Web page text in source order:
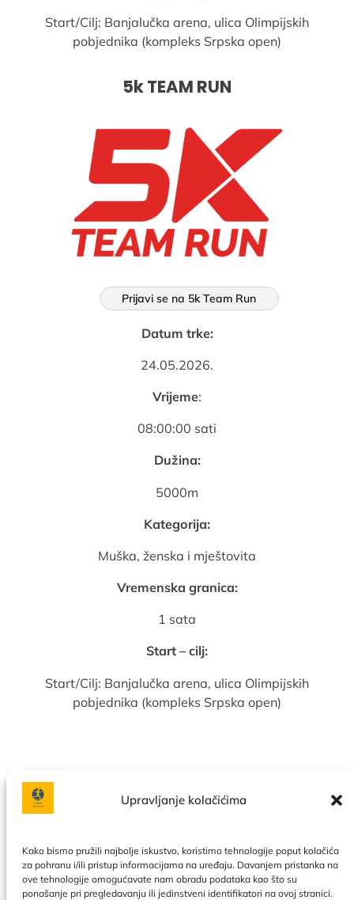
Upravljanje kolačićima
Kako bismo pružili najbolje iskustvo, koristimo tehnologije poput kolačića
za pohranu i/ili pristup informacijama na uređaju. Davanjem pristanka na
ove tehnologije omogućavate nam obradu podataka kao što su
ponašanje pri pregledavanju ili jedinstveni identifikatori na ovoj stranici.
Start/Cilj: Banjalučka arena, ulica Olimpijskih
pobjednika (kompleks Srpska open)
5k TEAM RUN
Prijavi se na 5k Team Run
Datum trke:
24.05.2026.
Vrijeme:
08:00:00 sati
Dužina:
5000m
Kategorija:
Muška, ženska i mještovita
Vremenska granica:
1 sata
Start – cilj:
Start/Cilj: Banjalučka arena, ulica Olimpijskih
pobjednika (kompleks Srpska open)
Facebook
Instagram
Politika privatnosti|Uslovi korištenja|Naše usluge